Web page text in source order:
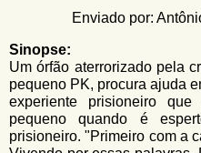
e
b
u
s
Enviado por:
Sinopse:
Um órfão aterrorizado pela
pequeno PK, procura ajuda
experiente prisioneiro
pequeno quando é
prisioneiro. "Primeiro com a